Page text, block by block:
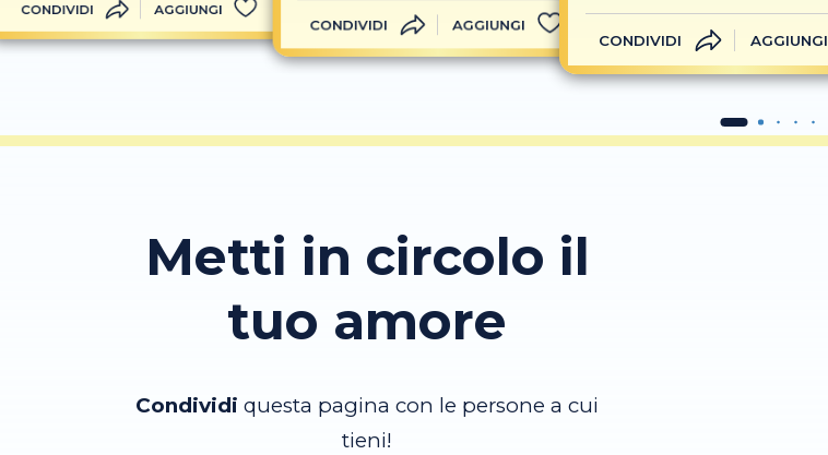
CONDIVIDI AGGIUNGI
CONDIVIDI AGGIUNGI
CONDIVIDI AGGIUNGI
Metti in circolo il
tuo amore
Condividi questa pagina con le persone a cui
tieni!